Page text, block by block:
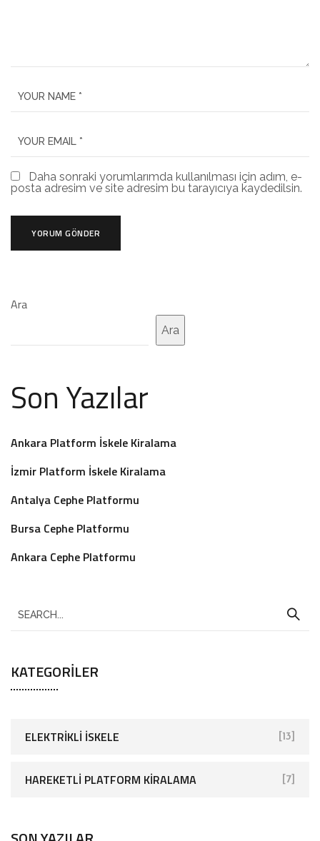
Daha sonraki yorumlarımda kullanılması için adım, e-
posta adresim ve site adresim bu tarayıcıya kaydedilsin.
Ara
Ara
Son Yazılar
Ankara Platform İskele Kiralama
İzmir Platform İskele Kiralama
Antalya Cephe Platformu
Bursa Cephe Platformu
Ankara Cephe Platformu
KATEGORILER
ELEKTRIKLI İSKELE [13]
HAREKETLI PLATFORM KIRALAMA [7]